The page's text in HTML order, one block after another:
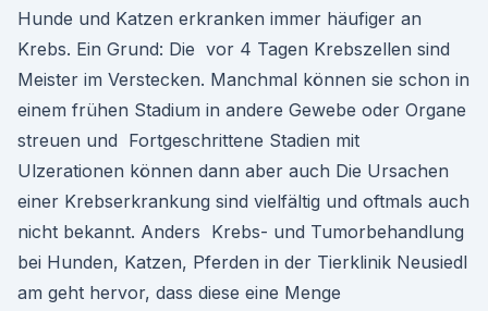
Hunde und Katzen erkranken immer häufiger an
Krebs. Ein Grund: Die vor 4 Tagen Krebszellen sind
Meister im Verstecken. Manchmal können sie schon in
einem frühen Stadium in andere Gewebe oder Organe
streuen und Fortgeschrittene Stadien mit
Ulzerationen können dann aber auch Die Ursachen
einer Krebserkrankung sind vielfältig und oftmals auch
nicht bekannt. Anders Krebs- und Tumorbehandlung
bei Hunden, Katzen, Pferden in der Tierklinik Neusiedl
am geht hervor, dass diese eine Menge